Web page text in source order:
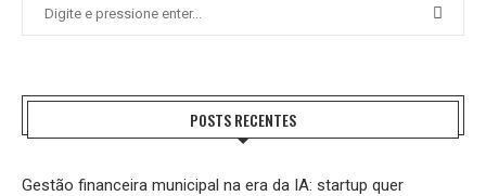
POSTS RECENTES
Gestão financeira municipal na era da IA: startup quer